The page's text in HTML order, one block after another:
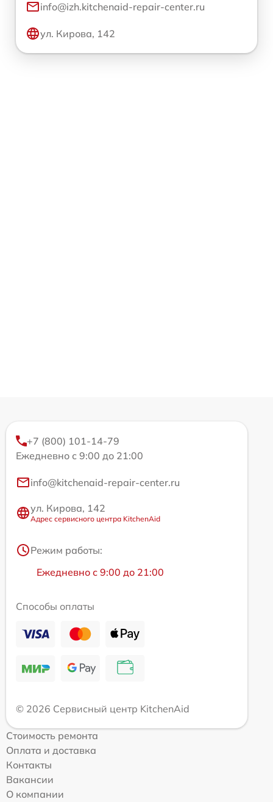
info@izh.kitchenaid-repair-center.ru
ул. Кирова, 142
+7 (800) 101-14-79
Ежедневно с 9:00 до 21:00
info@kitchenaid-repair-center.ru
ул. Кирова, 142
Адрес сервисного центра KitchenAid
Режим работы:
Ежедневно с 9:00 до 21:00
Способы оплаты
© 2026 Сервисный центр KitchenAid
Стоимость ремонта
Оплата и доставка
Контакты
Вакансии
О компании